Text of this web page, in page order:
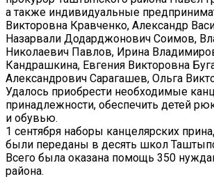
а также индивидуальные
Викторовна Кравченко, Александр
Назарвали Додарджонович Соимов,
Николаевич Павлов, Ирина
Кандрашкина, Евгения Викторовна
Александрович Сарагашев, Ольга
Удалось приобрести необходимые
принадлежности, обеспечить детей
и обувью.
1 сентября наборы канцелярских
были переданы в десять школ
Всего была оказана помощь 350
района.